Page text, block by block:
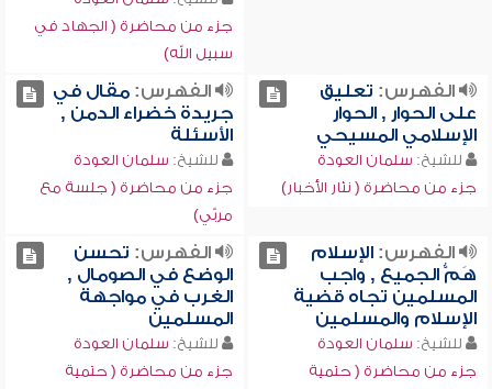
جزء من محاضرة ( الجهاد في
سبيل الله)
الفهرس: تعليق
على الحوار , الحوار
الإسلامي المسيحي
للشيخ: سلمان العودة
جزء من محاضرة ( نثار الأخبار)
الفهرس:مقال في
جريدة خضراء الدمن ,
الأسئلة
للشيخ: سلمان العودة
جزء من محاضرة ( جلسة مع
مربّي)
الفهرس:الإسلام
هَمُّ الجميع , واجب
المسلمين تجاه قضية
الإسلام والمسلمين
للشيخ: سلمان العودة
جزء من محاضرة ( حتمية
الفهرس: تحسن
الوضع في الصومال ,
الغرب في مواجهة
المسلمين
للشيخ: سلمان العودة
جزء من محاضرة ( حتمية